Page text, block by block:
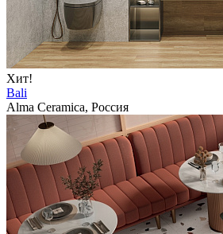
Хит!
Bali
Alma Ceramica, Россия